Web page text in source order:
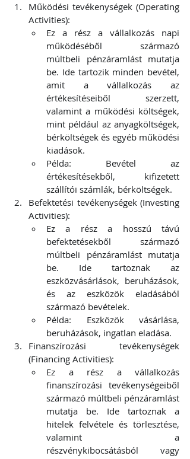
Működési tevékenységek (Operating
Activities):
Ez a rész a vállalkozás napi
működéséből származó
múltbeli pénzáramlást mutatja
be. Ide tartozik minden bevétel,
amit a vállalkozás az
értékesítéseiből szerzett,
valamint a működési költségek,
mint például az anyagköltségek,
bérköltségek és egyéb működési
kiadások.
Példa: Bevétel az
értékesítésekből, kifizetett
szállítói számlák, bérköltségek.
Befektetési tevékenységek (Investing
Activities):
Ez a rész a hosszú távú
befektetésekből származó
múltbeli pénzáramlást mutatja
be. Ide tartoznak az
eszközvásárlások, beruházások,
és az eszközök eladásából
származó bevételek.
Példa: Eszközök vásárlása,
beruházások, ingatlan eladása.
Finanszírozási tevékenységek
(Financing Activities):
Ez a rész a vállalkozás
finanszírozási tevékenységeiből
származó múltbeli pénzáramlást
mutatja be. Ide tartoznak a
hitelek felvétele és törlesztése,
valamint a
részvénykibocsátásból vagy